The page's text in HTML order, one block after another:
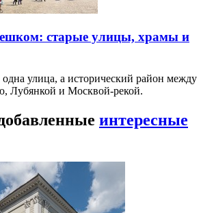
старые улицы, храмы и
улица, а исторический район между
Лубянкой и Москвой-рекой.
интересные